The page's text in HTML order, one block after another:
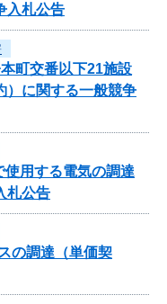
入札公告
町交番以下21施設
）に関する一般競争
使用する電気の調達
札公告
の調達（単価契